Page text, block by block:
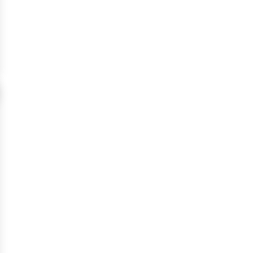
aos favoritos